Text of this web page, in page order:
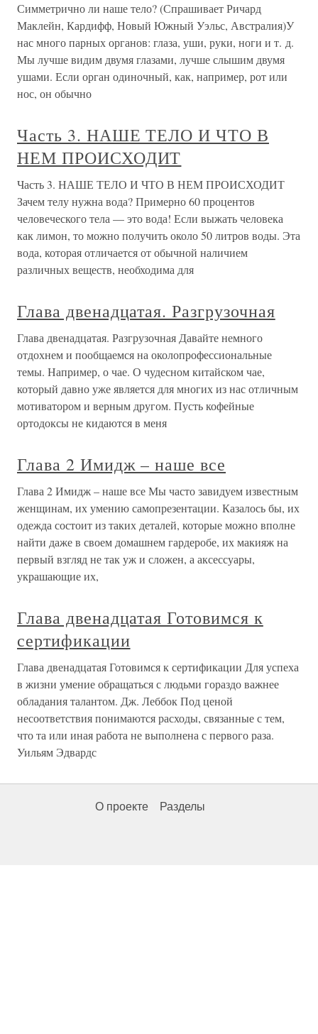
Симметрично ли наше тело? (Спрашивает Ричард
Маклейн, Кардифф, Новый Южный Уэльс, Австралия)У
нас много парных органов: глаза, уши, руки, ноги и т. д.
Мы лучше видим двумя глазами, лучше слышим двумя
ушами. Если орган одиночный, как, например, рот или
нос, он обычно
Часть 3. НАШЕ ТЕЛО И ЧТО В
НЕМ ПРОИСХОДИТ
Часть 3. НАШЕ ТЕЛО И ЧТО В НЕМ ПРОИСХОДИТ
Зачем телу нужна вода? Примерно 60 процентов
человеческого тела — это вода! Если выжать человека
как лимон, то можно получить около 50 литров воды. Эта
вода, которая отличается от обычной наличием
различных веществ, необходима для
Глава двенадцатая. Разгрузочная
Глава двенадцатая. Разгрузочная Давайте немного
отдохнем и пообщаемся на околопрофессиональные
темы. Например, о чае. О чудесном китайском чае,
который давно уже является для многих из нас отличным
мотиватором и верным другом. Пусть кофейные
ортодоксы не кидаются в меня
Глава 2 Имидж – наше все
Глава 2 Имидж – наше все Мы часто завидуем известным
женщинам, их умению самопрезентации. Казалось бы, их
одежда состоит из таких деталей, которые можно вполне
найти даже в своем домашнем гардеробе, их макияж на
первый взгляд не так уж и сложен, а аксессуары,
украшающие их,
Глава двенадцатая Готовимся к
сертификации
Глава двенадцатая Готовимся к сертификации Для успеха
в жизни умение обращаться с людьми гораздо важнее
обладания талантом. Дж. Леббок Под ценой
несоответствия понимаются расходы, связанные с тем,
что та или иная работа не выполнена с первого раза.
Уильям Эдвардс
О проекте Разделы